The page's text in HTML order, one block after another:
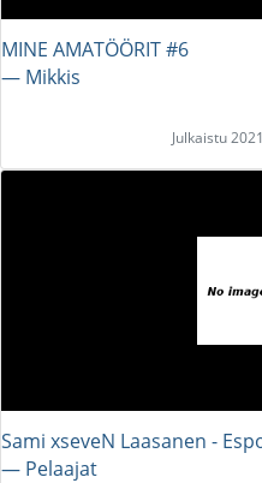
MINE AMATÖÖRIT #6
― Mikkis
Julkaistu
Sami xseveN Laasanen -
― Pelaajat